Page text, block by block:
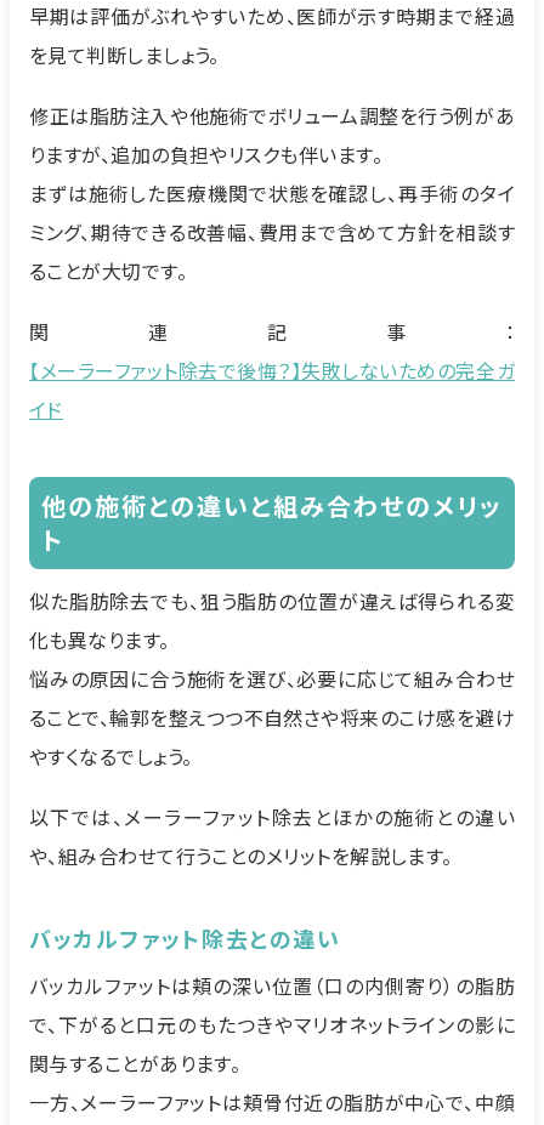
早期は評価がぶれやすいため、医師が示す時期まで経過
を見て判断しましょう。
修正は脂肪注入や他施術でボリューム調整を行う例があ
りますが、追加の負担やリスクも伴います。
まずは施術した医療機関で状態を確認し、再手術のタイ
ミング、期待できる改善幅、費用まで含めて方針を相談す
ることが大切です。
関連記事：
【メーラーファット除去で後悔？】失敗しないための完全ガ
イド
他の施術との違いと組み合わせのメリッ
ト
似た脂肪除去でも、狙う脂肪の位置が違えば得られる変
化も異なります。
悩みの原因に合う施術を選び、必要に応じて組み合わせ
ることで、輪郭を整えつつ不自然さや将来のこけ感を避け
やすくなるでしょう。
以下では、メーラーファット除去とほかの施術との違い
や、組み合わせて行うことのメリットを解説します。
バッカルファット除去との違い
バッカルファットは頬の深い位置（口の内側寄り）の脂肪
で、下がると口元のもたつきやマリオネットラインの影に
関与することがあります。
一方、メーラーファットは頬骨付近の脂肪が中心で、中顔